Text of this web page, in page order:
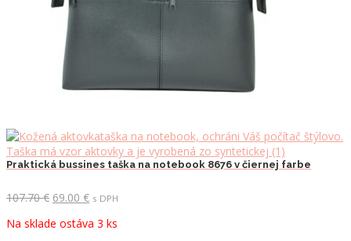
Praktická bussines taška na notebook 8676 v čiernej farbe
107.70€ Pôvodná
bola:
69.00 €Aktuálna
je:
s DPH
Na sklade ostáva 3 ks